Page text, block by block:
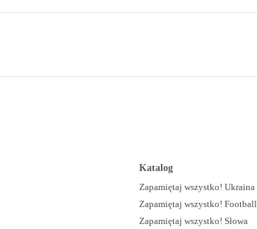
Katalog
Zapamiętaj wszystko! Ukraina
Zapamiętaj wszystko! Football
Zapamiętaj wszystko! Słowa